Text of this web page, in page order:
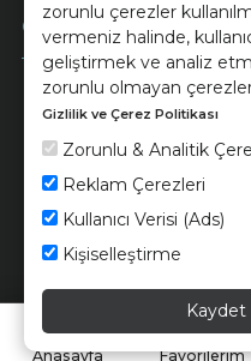
zorunlu çerezler
vermeniz halinde,
geliştirmek ve analiz
zorunlu olmayan
Gizlilik ve Çerez Politikası
Zorunlu & Analitik
Reklam Çerezleri
Kullanıcı Verisi (Ads)
Kişiselleştirme
Kaydet
Ödeme
© 2026 Ünsa Madencilik
Elektrik Üretim San. ve
Anasayfa Favorilerim